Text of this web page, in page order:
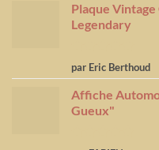
Plaque
Legendary
Note5 sur
5
par Eric Berthoud
Affiche
Gueux"